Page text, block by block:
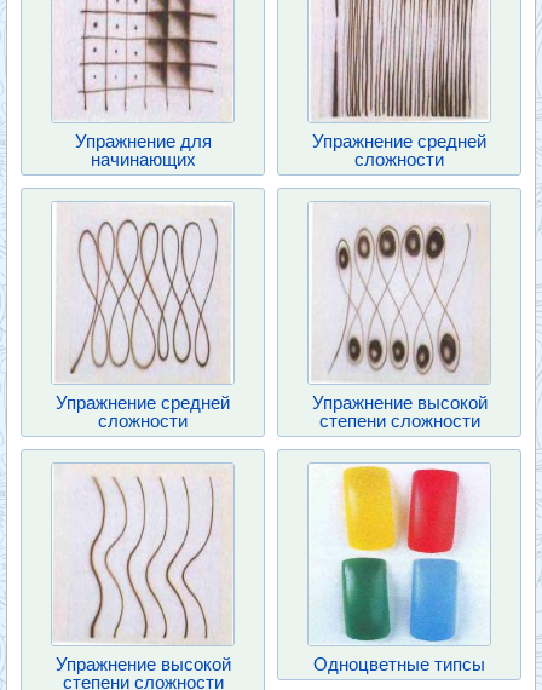
Упражнение для
начинающих
Упражнение средней
сложности
Упражнение средней
сложности
Упражнение высокой
степени сложности
Упражнение высокой
степени сложности
Одноцветные типсы